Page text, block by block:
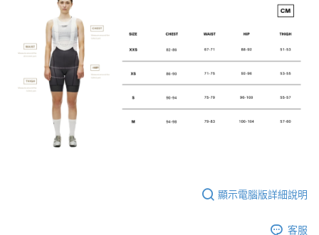
顯示電腦版詳細說明
客服